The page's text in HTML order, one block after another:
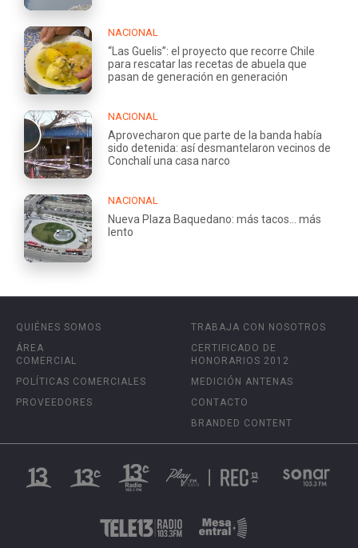
NACIONAL
“Las Guelis”: el proyecto que recorre Chile
para rescatar las recetas de abuela que
pasan de generación en generación
NACIONAL
Aprovecharon que parte de la banda había
sido detenida: así desmantelaron vecinos de
Conchalí una casa narco
NACIONAL
Nueva Plaza Baquedano: más tacos... más
lento
QUIÉNES SOMOS
ÁREA
COMERCIAL
POLÍTICAS COMERCIALES
PROVEEDORES
TRABAJA CON NOSOTROS
CERTIFICADO DE
HONORARIOS 2012
MEDICIÓN ANTENAS
CONTACTO
BRANDED CONTENT